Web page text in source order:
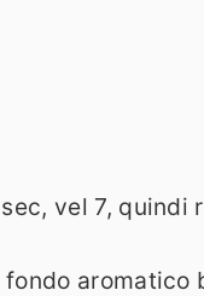
vel 7, quindi
aromatico